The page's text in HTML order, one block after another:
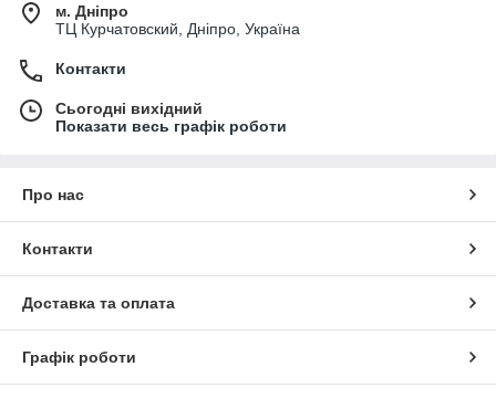
м. Дніпро
ТЦ Курчатовский, Дніпро, Україна
Контакти
Сьогодні вихідний
Показати весь графік роботи
Про нас
Контакти
Доставка та оплата
Графік роботи